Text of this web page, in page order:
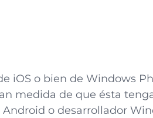
iOS o bien de Windows
medida de que ésta
o desarrollador